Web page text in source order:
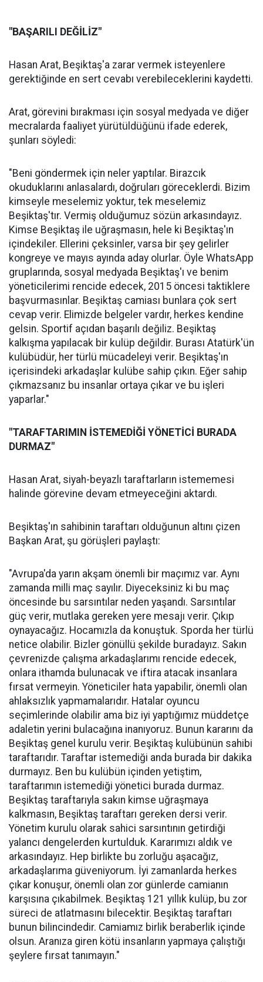
"BAŞARILI DEĞİLİZ"
Hasan Arat, Beşiktaş'a zarar vermek isteyenlere
gerektiğinde en sert cevabı verebileceklerini kaydetti.
Arat, görevini bırakması için sosyal medyada ve diğer
mecralarda faaliyet yürütüldüğünü ifade ederek,
şunları söyledi:
"Beni göndermek için neler yaptılar. Birazcık
okuduklarını anlasalardı, doğruları göreceklerdi. Bizim
kimseyle meselemiz yoktur, tek meselemiz
Beşiktaş'tır. Vermiş olduğumuz sözün arkasındayız.
Kimse Beşiktaş ile uğraşmasın, hele ki Beşiktaş'ın
içindekiler. Ellerini çeksinler, varsa bir şey gelirler
kongreye ve mayıs ayında aday olurlar. Öyle WhatsApp
gruplarında, sosyal medyada Beşiktaş'ı ve benim
yöneticilerimi rencide edecek, 2015 öncesi taktiklere
başvurmasınlar. Beşiktaş camiası bunlara çok sert
cevap verir. Elimizde belgeler vardır, herkes kendine
gelsin. Sportif açıdan başarılı değiliz. Beşiktaş
kalkışma yapılacak bir kulüp değildir. Burası Atatürk'ün
kulübüdür, her türlü mücadeleyi verir. Beşiktaş'ın
içerisindeki arkadaşlar kulübe sahip çıkın. Eğer sahip
çıkmazsanız bu insanlar ortaya çıkar ve bu işleri
yaparlar."
"TARAFTARIMIN İSTEMEDİĞİ YÖNETİCİ BURADA
DURMAZ"
Hasan Arat, siyah-beyazlı taraftarların istememesi
halinde görevine devam etmeyeceğini aktardı.
Beşiktaş'ın sahibinin taraftarı olduğunun altını çizen
Başkan Arat, şu görüşleri paylaştı:
"Avrupa'da yarın akşam önemli bir maçımız var. Aynı
zamanda milli maç sayılır. Diyeceksiniz ki bu maç
öncesinde bu sarsıntılar neden yaşandı. Sarsıntılar
güç verir, mutlaka gereken yere mesajı verir. Çıkıp
oynayacağız. Hocamızla da konuştuk. Sporda her türlü
netice olabilir. Bizler gönüllü şekilde buradayız. Sakın
çevrenizde çalışma arkadaşlarımı rencide edecek,
onlara ithamda bulunacak ve iftira atacak insanlara
fırsat vermeyin. Yöneticiler hata yapabilir, önemli olan
ahlaksızlık yapmamalarıdır. Hatalar oyuncu
seçimlerinde olabilir ama biz iyi yaptığımız müddetçe
adaletin yerini bulacağına inanıyoruz. Bunun kararını da
Beşiktaş genel kurulu verir. Beşiktaş kulübünün sahibi
taraftarıdır. Taraftar istemediği anda burada bir dakika
durmayız. Ben bu kulübün içinden yetiştim,
taraftarımın istemediği yönetici burada durmaz.
Beşiktaş taraftarıyla sakın kimse uğraşmaya
kalkmasın, Beşiktaş taraftarı gereken dersi verir.
Yönetim kurulu olarak sahici sarsıntının getirdiği
yalancı dengelerden kurtulduk. Kararımızı aldık ve
arkasındayız. Hep birlikte bu zorluğu aşacağız,
arkadaşlarıma güveniyorum. İyi zamanlarda herkes
çıkar konuşur, önemli olan zor günlerde camianın
karşısına çıkabilmek. Beşiktaş 121 yıllık kulüp, bu zor
süreci de atlatmasını bilecektir. Beşiktaş taraftarı
bunun bilincindedir. Camiamız birlik beraberlik içinde
olsun. Aranıza giren kötü insanların yapmaya çalıştığı
şeylere fırsat tanımayın."